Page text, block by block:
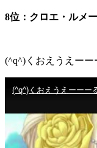
8位：クロエ・ルメ
(^q^)くおえうえー